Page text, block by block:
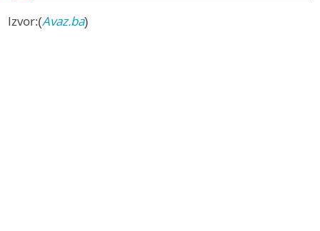
Izvor:(Avaz.ba)